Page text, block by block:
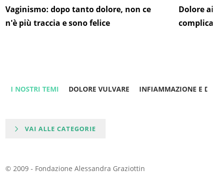
Vaginismo: dopo tanto dolore, non ce
n'è più traccia e sono felice
Dolore ai
I NOSTRI TEMI DOLORE VULVARE INFIAMMAZIONE E
VAI ALLE CATEGORIE
© 2009 - Fondazione Alessandra Graziottin